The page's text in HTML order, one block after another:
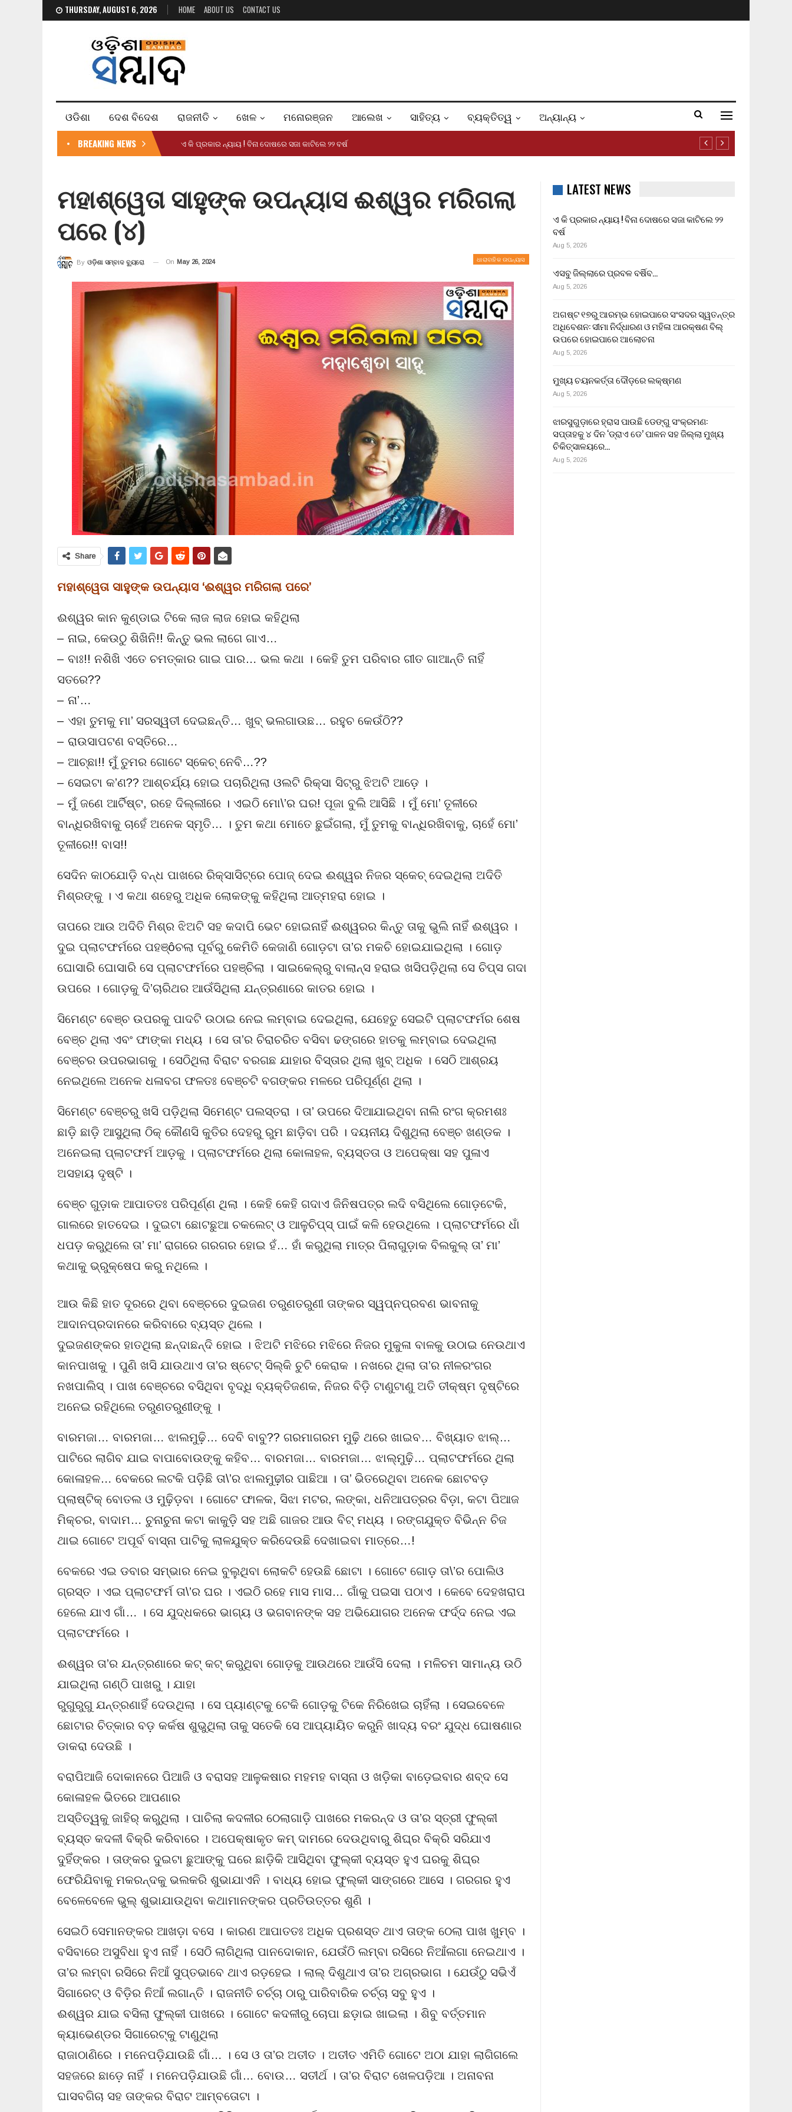
THURSDAY, AUGUST 6, 2026 HOME ABOUT US CONTACT US
ଓଡିଶା ଦେଶ ବିଦେଶ ରାଜନୀତି ଖେଳ ମନୋରଞ୍ଜନ ଆଲେଖ ସାହିତ୍ୟ ବ୍ୟକ୍ତିତ୍ୱ ଅନ୍ୟାନ୍ୟ
BREAKING NEWS ଏ କି ପ୍ରକାର ନ୍ୟାୟ ! ବିନା ଦୋଷରେ ସଜା କାଟିଲେ ୨୨ ବର୍ଷ
ମହାଶ୍ୱେତା ସାହୁଙ୍କ ଉପନ୍ୟାସ ଈଶ୍ୱର ମରିଗଲା
ପରେ (୪)
ଧାରାବାହିକ ଉପନ୍ୟାସ
By ଓଡ଼ିଶା ସମ୍ବାଦ ବ୍ୟୁରୋ On May 26, 2024
Share
ମହାଶ୍ୱେତା ସାହୁଙ୍କ ଉପନ୍ୟାସ ‘ଈଶ୍ୱର ମରିଗଲା ପରେ’
ଈଶ୍ୱର କାନ କୁଣ୍ଡାଇ ଟିକେ ଲାଜ ଲାଜ ହୋଇ କହିଥିଲା
– ନାଇ, କେଉଠୁ ଶିଖିନି!! କିନ୍ତୁ ଭଲ ଲାଗେ ଗାଏ…
– ବାଃ!! ନଶିଖି ଏତେ ଚମତ୍କାର ଗାଇ ପାର… ଭଲ କଥା । କେହି ତୁମ ପରିବାର ଗୀତ ଗାଆନ୍ତି ନାହିଁ
ସତରେ??
– ନା’…
– ଏହା ତୁମକୁ ମା’ ସରସ୍ୱତୀ ଦେଇଛନ୍ତି… ଖୁବ୍ ଭଲଗାଉଛ… ରହୁଚ କେଉଁଠି??
– ରାଉସାପଟଣ ବସ୍ତିରେ…
– ଆଚ୍ଛା!! ମୁଁ ତୁମର ଗୋଟେ ସ୍କେଚ୍ ନେବି…??
– ସେଇଟା କ’ଣ?? ଆଶ୍ଚର୍ଯ୍ୟ ହୋଇ ପଚାରିଥିଲା ଓଲଟି ରିକ୍ସା ସିଟ୍‌ରୁ ଝିଅଟି ଆଡ଼େ ।
– ମୁଁ ଜଣେ ଆର୍ଟିଷ୍ଟ, ରହେ ଦିଲ୍ଲୀରେ । ଏଇଠି ମୋ\’ର ଘର! ପୂଜା ବୁଲି ଆସିଛି । ମୁଁ ମୋ’ ତୂଳୀରେ
ବାନ୍ଧିରଖିବାକୁ ଚାହେଁ ଅନେକ ସ୍ମୃତି… । ତୁମ କଥା ମୋତେ ଛୁଇଁଗଲା, ମୁଁ ତୁମକୁ ବାନ୍ଧିରଖିବାକୁ, ଚାହେଁ ମୋ’
ତୂଳୀରେ!! ବାସ!!
ସେଦିନ କାଠଯୋଡ଼ି ବନ୍ଧ ପାଖରେ ରିକ୍ସାସିଟ୍‌ରେ ପୋଜ୍ ଦେଇ ଈଶ୍ୱର ନିଜର ସ୍କେଚ୍ ଦେଇଥିଲା ଅଦିତି
ମିଶ୍ରଙ୍କୁ । ଏ କଥା ଶହେରୁ ଅଧିକ ଲୋକଙ୍କୁ କହିଥିଲା ଆତ୍ମହରା ହୋଇ ।
ତାପରେ ଆଉ ଅଦିତି ମିଶ୍ର ଝିଅଟି ସହ କଦାପି ଭେଟ ହୋଇନାହିଁ ଈଶ୍ୱରର କିନ୍ତୁ ତାକୁ ଭୁଲି ନାହିଁ ଈଶ୍ୱର ।
ଦୁଇ ପ୍ଲାଟଫର୍ମରେ ପହଞ୍ôଚଲା ପୂର୍ବରୁ କେମିତି କେଜାଣି ଗୋଡ଼ଟା ତା’ର ମକଚି ହୋଇଯାଇଥିଲା । ଗୋଡ଼
ଘୋସାରି ଘୋସାରି ସେ ପ୍ଲାଟଫର୍ମରେ ପହଞ୍ଚିଲା । ସାଇକେଲ୍‌ରୁ ବାଲାନ୍ସ ହରାଇ ଖସିପଡ଼ିଥିଲା ସେ ଚିପ୍‌ସ ଗଦା
ଉପରେ । ଗୋଡ଼କୁ ଦି’ଚାରିଥର ଆଉଁସିଥିଲା ଯନ୍ତ୍ରଣାରେ କାତର ହୋଇ ।
ସିମେଣ୍ଟ ବେଞ୍ଚ ଉପରକୁ ପାଦଟି ଉଠାଇ ନେଇ ଲମ୍ବାଇ ଦେଇଥିଲା, ଯେହେତୁ ସେଇଟି ପ୍ଲାଟଫର୍ମର ଶେଷ
ବେଞ୍ଚ ଥିଲା ଏବଂ ଫାଙ୍କା ମଧ୍ୟ । ସେ ତା’ର ଚିରାଚରିତ ବସିବା ଢଙ୍ଗରେ ହାତକୁ ଲମ୍ବାଇ ଦେଇଥିଲା
ବେଞ୍ଚର ଉପରଭାଗକୁ । ସେଠିଥିଲା ବିରାଟ ବରଗଛ ଯାହାର ବିସ୍ତାର ଥିଲା ଖୁବ୍ ଅଧିକ । ସେଠି ଆଶ୍ରୟ
ନେଇଥିଲେ ଅନେକ ଧଳାବଗ ଫଳତଃ ବେଞ୍ଚଟି ବଗଙ୍କର ମଳରେ ପରିପୂର୍ଣ୍ଣ ଥିଲା ।
ସିମେଣ୍ଟ ବେଞ୍ଚରୁ ଖସି ପଡ଼ିଥିଲା ସିମେଣ୍ଟ ପଲସ୍ତରା । ତା’ ଉପରେ ଦିଆଯାଇଥିବା ନାଲି ରଂଗ କ୍ରମଶଃ
ଛାଡ଼ି ଛାଡ଼ି ଆସୁଥିଲା ଠିକ୍ କୌଣସି କୁତିର ଦେହରୁ ରୁମ ଛାଡ଼ିବା ପରି । ଦୟନୀୟ ଦିଶୁଥିଲା ବେଞ୍ଚ ଖଣ୍ଡକ ।
ଅନେଇଲା ପ୍ଲାଟଫର୍ମ ଆଡ଼କୁ । ପ୍ଲାଟଫର୍ମରେ ଥିଲା କୋଳାହଳ, ବ୍ୟସ୍ତତା ଓ ଅପେକ୍ଷା ସହ ପୁଳାଏ
ଅସହାୟ ଦୃଷ୍ଟି ।
ବେଞ୍ଚ ଗୁଡ଼ାକ ଆପାତତଃ ପରିପୂର୍ଣ୍ଣ ଥିଲା । କେହି କେହି ଗଦାଏ ଜିନିଷପତ୍ର ଲଦି ବସିଥିଲେ ଗୋଡ଼ଟେକି,
ଗାଲରେ ହାତଦେଇ । ଦୁଇଟା ଛୋଟଛୁଆ ଚକଲେଟ୍ ଓ ଆଳୁଚିପ୍‌ସ୍ ପାଇଁ କଳି ହେଉଥିଲେ । ପ୍ଲାଟଫର୍ମରେ ଧାଁ
ଧପଡ଼ କରୁଥିଲେ ତା’ ମା’ ରାଗରେ ଗରଗର ହୋଇ ହଁ… ହାଁ କରୁଥିଲା ମାତ୍ର ପିଲାଗୁଡ଼ାକ ବିଲକୁଲ୍ ତା’ ମା’
କଥାକୁ ଭ୍ରୁକ୍ଷେପ କରୁ ନଥିଲେ ।
ଆଉ କିଛି ହାତ ଦୂରରେ ଥିବା ବେଞ୍ଚରେ ଦୁଇଜଣ ତରୁଣତରୁଣୀ ତାଙ୍କର ସ୍ୱପ୍ନପ୍ରବଣ ଭାବନାକୁ
ଆଦାନପ୍ରଦାନରେ କରିବାରେ ବ୍ୟସ୍ତ ଥିଲେ ।
ଦୁଇଜଣଙ୍କର ହାତଥିଲା ଛନ୍ଦାଛନ୍ଦି ହୋଇ । ଝିଅଟି ମଝିରେ ମଝିରେ ନିଜର ମୁକୁଳା ବାଳକୁ ଉଠାଇ ନେଉଥାଏ
କାନପାଖକୁ । ପୁଣି ଖସି ଯାଉଥାଏ ତା’ର ଷ୍ଟେଟ୍ ସିଲ୍‌କି ଚୁଟି କେରାକ । ନଖରେ ଥିଲା ତା’ର ନୀଳରଂଗର
ନଖପାଲିସ୍ । ପାଖ ବେଞ୍ଚରେ ବସିଥିବା ବୃଦ୍ଧି ବ୍ୟକ୍ତିଜଣକ, ନିଜର ବିଡ଼ି ଟାଣୁଟାଣୁ ଅତି ତୀକ୍ଷ୍ମ ଦୃଷ୍ଟିରେ
ଅନେଇ ରହିଥିଲେ ତରୁଣତରୁଣୀଙ୍କୁ ।
ବାରମଜା… ବାରମଜା… ଝାଲମୁଢ଼ି… ଦେବି ବାବୁ?? ଗରମାଗରମ ମୁଢ଼ି ଥରେ ଖାଇବ… ବିଖ୍ୟାତ ଝାଲ୍‌…
ପାଟିରେ ଲାଗିବ ଯାଇ ବାପାବୋଉଙ୍କୁ କହିବ… ବାରମଜା… ବାରମଜା… ଝାଲ୍‌ମୁଢ଼ି… ପ୍ଲାଟଫର୍ମରେ ଥିଲା
କୋଳାହଳ… ବେକରେ ଲଟକି ପଡ଼ିଛି ତା\’ର ଝାଲମୁଢ଼ୀର ପାଛିଆ । ତା’ ଭିତରେଥିବା ଅନେକ ଛୋଟବଡ଼
ପ୍ଲାଷ୍ଟିକ୍ ବୋତଲ ଓ ମୁଢ଼ିଡ଼ବା । ଗୋଟେ ଫାଳକ, ସିଝା ମଟର, ଲଙ୍କା, ଧନିଆପତ୍ରର ବିଡ଼ା, କଟା ପିଆଜ
ମିକ୍‌ଚର, ବାଦାମ… ଚୁନାଚୁନା କଟା କାକୁଡ଼ି ସହ ଅଛି ଗାଜର ଆଉ ବିଟ୍ ମଧ୍ୟ । ରଙ୍ଗଯୁକ୍ତ ବିଭିନ୍ନ ଚିଜ
ଥାଇ ଗୋଟେ ଅପୂର୍ବ ବାସ୍ନା ପାଟିକୁ ଲାଳଯୁକ୍ତ କରିଦେଉଛି ଦେଖାଇବା ମାତ୍ରେ…!
ବେକରେ ଏଇ ଡବାର ସମ୍ଭାର ନେଇ ବୁଲୁଥିବା ଲୋକଟି ହେଉଛି ଛୋଟା । ଗୋଟେ ଗୋଡ଼ ତା\’ର ପୋଲିଓ
ଗ୍ରସ୍ତ । ଏଇ ପ୍ଲାଟଫର୍ମ ତା\’ର ଘର । ଏଇଠି ରହେ ମାସ ମାସ… ଗାଁକୁ ପଇସା ପଠାଏ । କେବେ ଦେହଖରାପ
ହେଲେ ଯାଏ ଗାଁ… । ସେ ଯୁଦ୍ଧକରେ ଭାଗ୍ୟ ଓ ଭଗବାନଙ୍କ ସହ ଅଭିଯୋଗର ଅନେକ ଫର୍ଦ୍ଦ ନେଇ ଏଇ
ପ୍ଲାଟଫର୍ମରେ ।
ଈଶ୍ୱର ତା’ର ଯନ୍ତ୍ରଣାରେ କଟ୍ କଟ୍ କରୁଥିବା ଗୋଡ଼କୁ ଆଉଥରେ ଆଉଁସି ଦେଲା । ମଳିଚମ ସାମାନ୍ୟ ଉଠି
ଯାଇଥିଲା ଗଣ୍ଠି ପାଖରୁ । ଯାହା
ରୁଗୁରୁଗୁ ଯନ୍ତ୍ରଣାହିଁ ଦେଉଥିଲା । ସେ ପ୍ୟାଣ୍ଟକୁ ଟେକି ଗୋଡ଼କୁ ଟିକେ ନିରିଖେଇ ଚାହିଁଲା । ସେଇବେଳେ
ଛୋଟାର ଚିତ୍କାର ବଡ଼ କର୍କଷ ଶୁଭୁଥିଲା ତାକୁ ସତେକି ସେ ଆପ୍ୟାୟିତ କରୁନି ଖାଦ୍ୟ ବରଂ ଯୁଦ୍ଧ ଘୋଷଣାର
ଡାକରା ଦେଉଛି ।
ବରାପିଆଜି ଦୋକାନରେ ପିଆଜି ଓ ବରାସହ ଆଳୁକଷାର ମହମହ ବାସ୍ନା ଓ ଖଡ଼ିକା ବାଡ଼େଇବାର ଶବ୍ଦ ସେ
କୋଳାହଳ ଭିତରେ ଆପଣାର
ଅସ୍ତିତ୍ୱକୁ ଜାହିର୍ କରୁଥିଲା । ପାଚିଲା କଦଳୀର ଠେଲାଗାଡ଼ି ପାଖରେ ମକରନ୍ଦ ଓ ତା’ର ସ୍ତ୍ରୀ ଫୁଲ୍‌କୀ
ବ୍ୟସ୍ତ କଦଳୀ ବିକ୍ରି କରିବାରେ । ଅପେକ୍ଷାକୃତ କମ୍‌ ଦାମରେ ଦେଉଥିବାରୁ ଶିଘ୍ର ବିକ୍ରି ସରିଯାଏ
ଦୁହିଁଙ୍କର । ତାଙ୍କର ଦୁଇଟା ଛୁଆଙ୍କୁ ଘରେ ଛାଡ଼ିକି ଆସିଥିବା ଫୁଲ୍‌କୀ ବ୍ୟସ୍ତ ହୁଏ ଘରକୁ ଶିଘ୍ର
ଫେରିଯିବାକୁ ମକରନ୍ଦକୁ ଭଲକରି ଶୁଭାଯାଏନି । ବାଧ୍ୟ ହୋଇ ଫୁଲ୍‌କୀ ସାଙ୍ଗରେ ଆସେ । ଗରଗର ହୁଏ
ବେଳେବେଳେ ଭୁଲ୍ ଶୁଭାଯାଉଥିବା କଥାମାନଙ୍କର ପ୍ରତିଉତ୍ତର ଶୁଣି ।
ସେଇଠି ସେମାନଙ୍କର ଆଖଡ଼ା ବସେ । କାରଣ ଆପାତତଃ ଅଧିକ ପ୍ରଶସ୍ତ ଥାଏ ତାଙ୍କ ଠେଲା ପାଖ ଖୁମ୍ବ ।
ବସିବାରେ ଅସୁବିଧା ହୁଏ ନାହିଁ । ସେଠି ଲାଗିଥିଲା ପାନଦୋକାନ, ଯେଉଁଠି ଲମ୍ବା ରସିରେ ନିଆଁଲଗା ନେଇଥାଏ ।
ତା’ର ଲମ୍ବା ରସିରେ ନିଆଁ ସୁପ୍ତଭାବେ ଥାଏ ରଡ଼ହେଇ । ଲାଲ୍ ଦିଶୁଥାଏ ତା’ର ଅଗ୍ରଭାଗ । ଯେଉଁଠୁ ସଭିଏଁ
ସିଗାରେଟ୍ ଓ ବିଡ଼ିର ନିଆଁ ଲଗାନ୍ତି । ରାଜନୀତି ଚର୍ଚ୍ଚା ଠାରୁ ପାରିବାରିକ ଚର୍ଚ୍ଚା ସବୁ ହୁଏ ।
ଈଶ୍ୱର ଯାଇ ବସିଲା ଫୁଲ୍‌କୀ ପାଖରେ । ଗୋଟେ କଦଳୀରୁ ଚୋପା ଛଡ଼ାଇ ଖାଇଲା । ଶିବୁ ବର୍ତ୍ତମାନ
କ୍ୟାଭେଣ୍ଡର ସିଗାରେଟ୍‌କୁ ଟାଣୁଥିଲା
ରାଜାଠାଣିରେ । ମନେପଡ଼ିଯାଉଛି ଗାଁ… । ସେ ଓ ତା’ର ଅତୀତ । ଅତୀତ ଏମିତି ଗୋଟେ ଅଠା ଯାହା ଲାଗିଗଲେ
ସହଜରେ ଛାଡ଼େ ନାହିଁ । ମନେପଡ଼ିଯାଉଛି ଗାଁ… ବୋଉ… ସତୀର୍ଥ । ତା’ର ବିରାଟ ଖେଳପଡ଼ିଆ । ଅନାବନା
ଘାସବଗିଚା ସହ ତାଙ୍କର ବିରାଟ ଆମ୍ବତୋଟା ।
LATEST NEWS
ଏ କି ପ୍ରକାର ନ୍ୟାୟ ! ବିନା ଦୋଷରେ ସଜା କାଟିଲେ ୨୨
ବର୍ଷ
Aug 5, 2026
ଏସବୁ ଜିଲ୍ଲାରେ ପ୍ରବଳ ବର୍ଷିବ…
Aug 5, 2026
ଅଗଷ୍ଟ ୧୭ରୁ ଆରମ୍ଭ ହୋଇପାରେ ସଂସଦର ସ୍ୱତନ୍ତ୍ର
ଅଧିବେଶନ: ସୀମା ନିର୍ଦ୍ଧାରଣ ଓ ମହିଳା ଆରକ୍ଷଣ ବିଲ୍
ଉପରେ ହୋଇପାରେ ଆଲୋଚନା
Aug 5, 2026
ମୁଖ୍ୟ ଚୟନକର୍ତ୍ତା ଦୌଡ଼ରେ ଲକ୍ଷ୍ମଣ
Aug 5, 2026
ଝାରସୁଗୁଡ଼ାରେ ହ୍ରାସ ପାଉଛି ଡେଙ୍ଗୁ ସଂକ୍ରମଣ:
ସପ୍ତାହକୁ ୪ ଦିନ ‘ଡ୍ରାଏ ଡେ’ ପାଳନ ସହ ଜିଲ୍ଲା ମୁଖ୍ୟ
ଚିକିତ୍ସାଳୟରେ…
Aug 5, 2026